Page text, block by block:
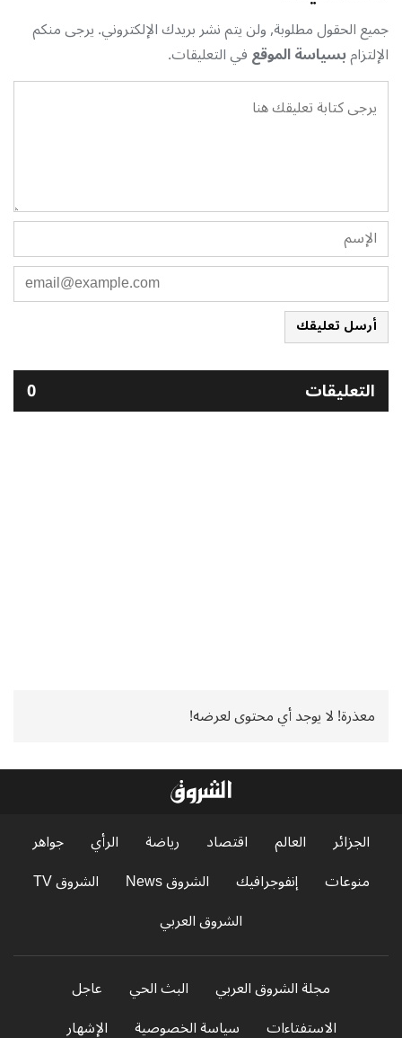
جميع الحقول مطلوبة, ولن يتم نشر بريدك الإلكتروني. يرجى منكم
الإلتزامبسياسة الموقعفي التعليقات.
أرسل تعليقك
التعليقات 0
معذرة! لا يوجد أي محتوى لعرضه!
الجزائر العالم اقتصاد رياضة الرأي
جواهر
منوعات
إنفوجرافيك الشروق News
الشروق TV
الشروق العربي
مجلة الشروق العربي البث الحي
عاجل
الاستفتاءات
سياسة الخصوصية الإشهار